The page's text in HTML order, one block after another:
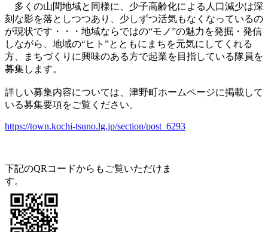
多くの山間地域と同様に、少子高齢化による人口減少は深
刻な影を落としつつあり、少しずつ活気もなくなっているの
が現状です・・・地域ならではの“モノ”の魅力を発掘・発信
しながら、地域の“ヒト”とともにまちを元気にしてくれる
方、まちづくりに興味のある方で起業を目指している隊員を
募集します。
詳しい募集内容については、津野町ホームページに掲載して
いる募集要項をご覧ください。
https://town.kochi-tsuno.lg.jp/section/post_6293
下記のQRコードからもご覧いただけま
す。